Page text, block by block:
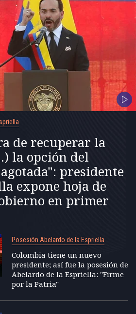
de recuperar la
la opción del
presidente
expone hoja de
en primer
Posesión Abelardo de la Espriella
Colombia tiene un nuevo
presidente; así fue la posesión de
Abelardo de la Espriella: "Firme
por la Patria"